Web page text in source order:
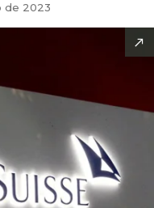
de 2023